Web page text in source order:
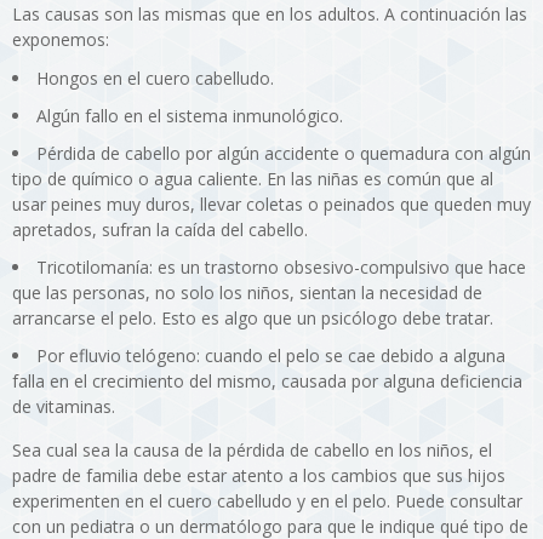
Las causas son las mismas que en los adultos. A continuación las
exponemos:
Hongos en el cuero cabelludo.
Algún fallo en el sistema inmunológico.
Pérdida de cabello por algún accidente o quemadura con algún
tipo de químico o agua caliente. En las niñas es común que al
usar peines muy duros, llevar coletas o peinados que queden muy
apretados, sufran la caída del cabello.
Tricotilomanía: es un trastorno obsesivo-compulsivo que hace
que las personas, no solo los niños, sientan la necesidad de
arrancarse el pelo. Esto es algo que un psicólogo debe tratar.
Por efluvio telógeno: cuando el pelo se cae debido a alguna
falla en el crecimiento del mismo, causada por alguna deficiencia
de vitaminas.
Sea cual sea la causa de la pérdida de cabello en los niños, el
padre de familia debe estar atento a los cambios que sus hijos
experimenten en el cuero cabelludo y en el pelo. Puede consultar
con un pediatra o un dermatólogo para que le indique qué tipo de